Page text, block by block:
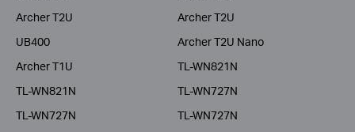
Archer T2U
Archer T2U
UB400
Archer T2U Nano
Archer T1U
TL-WN821N
TL-WN821N
TL-WN727N
TL-WN727N
TL-WN727N